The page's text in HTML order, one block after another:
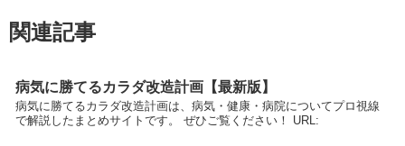
関連記事
病気に勝てるカラダ改造計画【最新版】
病気に勝てるカラダ改造計画は、病気・健康・病院についてプロ視線
で解説したまとめサイトです。 ぜひご覧ください！ URL: